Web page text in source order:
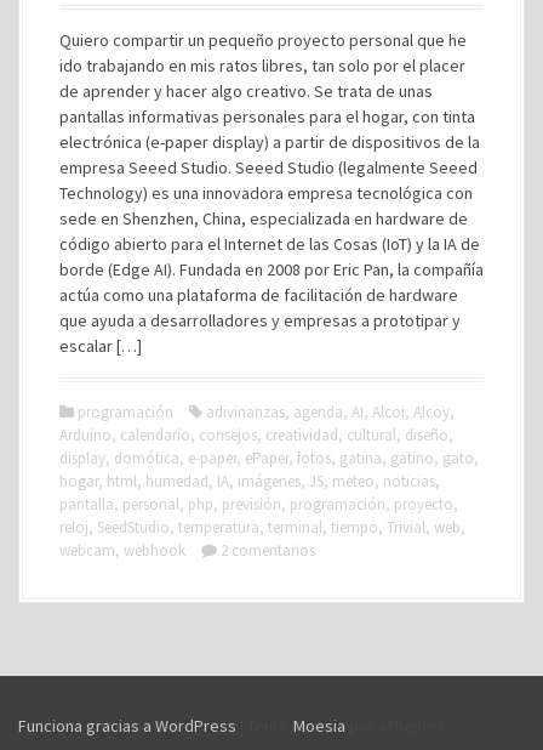
Quiero compartir un pequeño proyecto personal que he
ido trabajando en mis ratos libres, tan solo por el placer
de aprender y hacer algo creativo. Se trata de unas
pantallas informativas personales para el hogar, con tinta
electrónica (e-paper display) a partir de dispositivos de la
empresa Seeed Studio. Seeed Studio (legalmente Seeed
Technology) es una innovadora empresa tecnológica con
sede en Shenzhen, China, especializada en hardware de
código abierto para el Internet de las Cosas (IoT) y la IA de
borde (Edge AI). Fundada en 2008 por Eric Pan, la compañía
actúa como una plataforma de facilitación de hardware
que ayuda a desarrolladores y empresas a prototipar y
escalar […]
programación adivinanzas, agenda, AI, Alcoi, Alcoy,
Arduino, calendario, consejos, creatividad, cultural, diseño,
display, domótica, e-paper, ePaper, fotos, gatina, gatino, gato,
hogar, html, humedad, IA, imágenes, JS, meteo, noticias,
pantalla, personal, php, previsión, programación, proyecto,
reloj, SeedStudio, temperatura, terminal, tiempo, Trivial, web,
webcam, webhook 2 comentarios
Funciona gracias a WordPress Moesia